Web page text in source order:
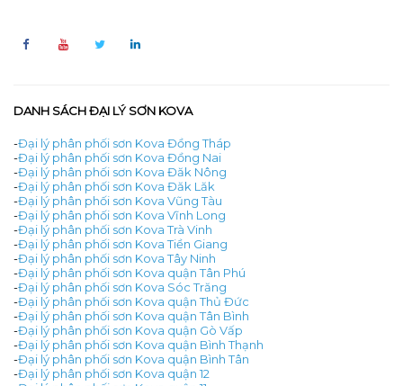
DANH SÁCH ĐẠI LÝ SƠN KOVA
-Đại lý phân phối sơn Kova Đồng Tháp
-Đại lý phân phối sơn Kova Đồng Nai
-Đại lý phân phối sơn Kova Đăk Nông
-Đại lý phân phối sơn Kova Đăk Lăk
-Đại lý phân phối sơn Kova Vũng Tàu
-Đại lý phân phối sơn Kova Vĩnh Long
-Đại lý phân phối sơn Kova Trà Vinh
-Đại lý phân phối sơn Kova Tiền Giang
-Đại lý phân phối sơn Kova Tây Ninh
-Đại lý phân phối sơn Kova quận Tân Phú
-Đại lý phân phối sơn Kova Sóc Trăng
-Đại lý phân phối sơn Kova quận Thủ Đức
-Đại lý phân phối sơn Kova quận Tân Bình
-Đại lý phân phối sơn Kova quận Gò Vấp
-Đại lý phân phối sơn Kova quận Bình Thạnh
-Đại lý phân phối sơn Kova quận Bình Tân
-Đại lý phân phối sơn Kova quận 12